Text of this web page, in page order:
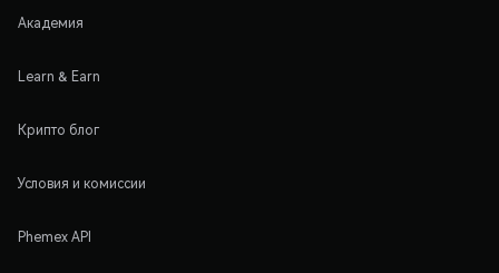
Академия
Learn & Earn
Крипто блог
Условия и комиссии
Phemex API